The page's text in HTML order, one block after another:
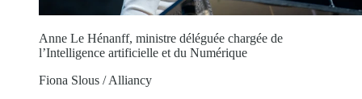
Anne Le Hénanff, ministre déléguée chargée de
l’Intelligence artificielle et du Numérique
Fiona Slous / Alliancy